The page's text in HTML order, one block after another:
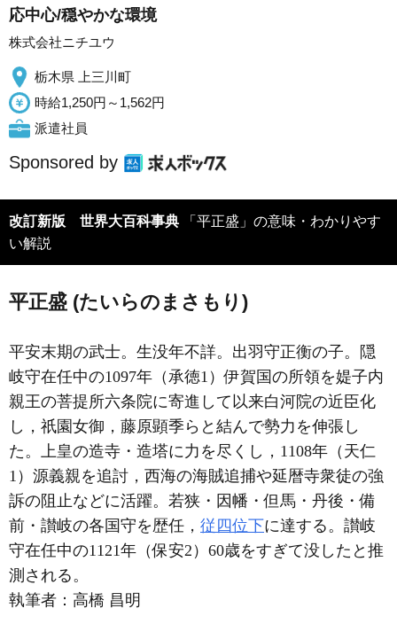
応中心/穏やかな環境
株式会社ニチユウ
栃木県 上三川町
時給1,250円～1,562円
派遣社員
Sponsored by
改訂新版 世界大百科事典
い解説
平正盛 (たいらのまさもり)
平安末期の武士。生没年不詳。出羽守正衡の子。隠
岐守在任中の1097年（承徳1）伊賀国の所領を媞子内
親王の菩提所六条院に寄進して以来白河院の近臣化
し，祇園女御，藤原顕季らと結んで勢力を伸張し
た。上皇の造寺・造塔に力を尽くし，1108年（天仁
1）源義親を追討，西海の海賊追捕や延暦寺衆徒の強
訴の阻止などに活躍。若狭・因幡・但馬・丹後・備
前・讃岐の各国守を歴任， 従四位下に達する。讃岐
守在任中の1121年（保安2）60歳をすぎて没したと推
測される。
執筆者： 高橋 昌明